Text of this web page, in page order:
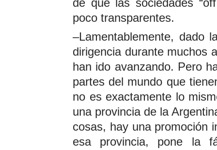
de que las sociedades
poco transparentes.
–Lamentablemente, dado
dirigencia durante muchos
han ido avanzando. Pero
partes del mundo que
no es exactamente lo
una provincia de la
cosas, hay una promoción
esa provincia, pone la